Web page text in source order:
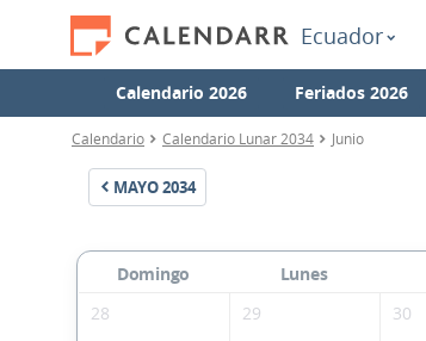
Ecuador
Calendario 2026 Feriados 2026
Calendario Calendario Lunar 2034 Junio
MAYO2034
Domingo Lunes
28
29 30